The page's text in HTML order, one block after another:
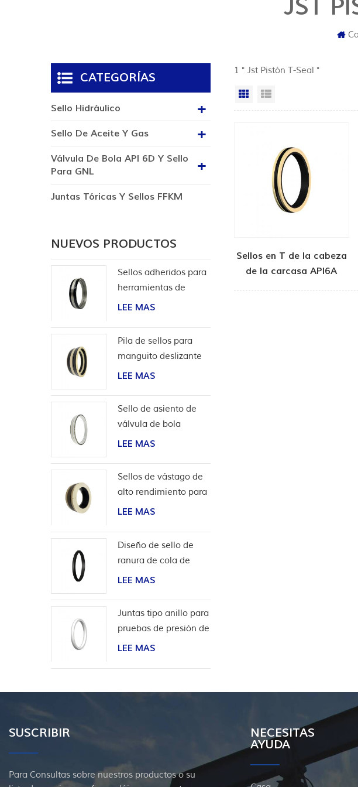
JST
1 " Jst Pistón T-Seal "
Vista en cuadrícula
Sellos en T de la cabeza
de la carcasa API6A
CATEGORÍAS
Sello Hidráulico
Sello De Aceite Y Gas
Válvula De Bola API 6D Y Sello
Para GNL
Juntas Tóricas Y Sellos FFKM
NUEVOS PRODUCTOS
Sellos adheridos para
herramientas de
terminación
LEE MAS
Pila de sellos para
manguito deslizante
de herramientas de
LEE MAS
Sello de asiento de
válvula de bola
bidireccional de alta
LEE MAS
Sellos de vástago de
alto rendimiento para
aplicaciones de
LEE MAS
Diseño de sello de
ranura de cola de
milano para
LEE MAS
Juntas tipo anillo para
pruebas de presión de
válvulas
LEE MAS
SUSCRIBIR
Para Consultas sobre nuestros productos o su
NECESITAS
AYUDA